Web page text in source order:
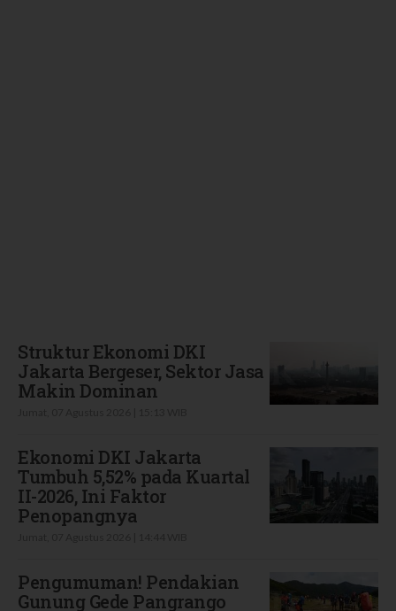
Struktur Ekonomi DKI
Jakarta Bergeser, Sektor Jasa
Makin Dominan
Ekonomi DKI Jakarta
Tumbuh 5,52% pada Kuartal
II-2026, Ini Faktor
Penopangnya
Pengumuman! Pendakian
Gunung Gede Pangrango